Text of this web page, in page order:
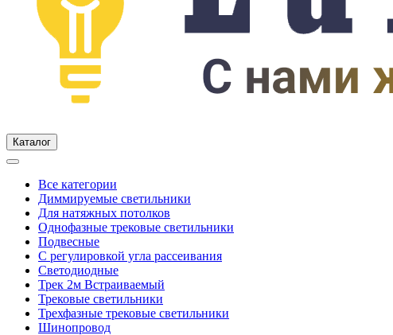
Каталог
Все категории
Диммируемые светильники
Для натяжных потолков
Однофазные трековые светильники
Подвесные
С регулировкой угла рассеивания
Светодиодные
Трек 2м Встраиваемый
Трековые светильники
Трехфазные трековые светильники
Шинопровод